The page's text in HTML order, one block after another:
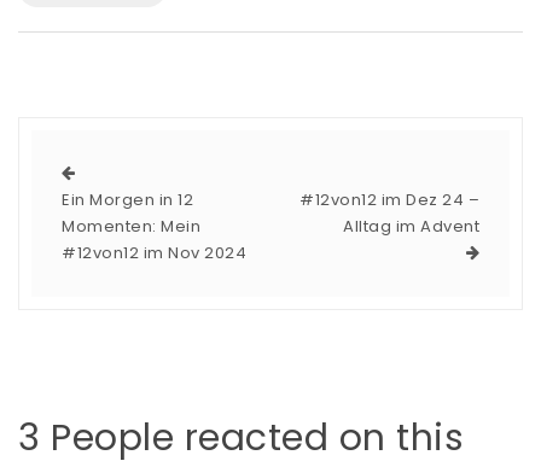
Ein Morgen in 12
Momenten: Mein
#12von12 im Nov 2024
#12von12 im Dez 24 –
Alltag im Advent
3 People reacted on this